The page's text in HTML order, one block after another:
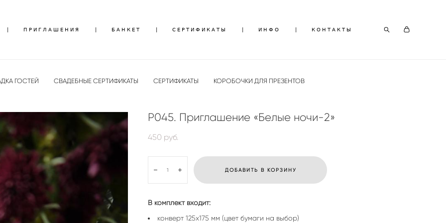
| ПРИГЛАШЕНИЯ | БАНКЕТ | СЕРТИФИКАТЫ | ИНФО | КОНТАКТЫ
| ПРИГЛАШЕНИЯ | БАНКЕТ | СЕРТИФИКАТЫ | ИНФО | КОНТАКТЫ
ГОСТЕЙ СВАДЕБНЫЕ СЕРТИФИКАТЫ СЕРТИФИКАТЫ КОРОБОЧКИ ДЛЯ ПРЕЗЕНТОВ
P045. Приглашение «Белые ночи-2»
450 pуб.
ДОБАВИТЬ В КОРЗИНУ
В комплект входит:
конверт 125х175 мм (цвет бумаги на выбор)